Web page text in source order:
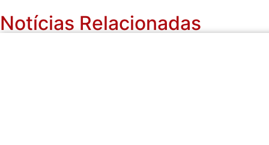
Notícias Relacionadas